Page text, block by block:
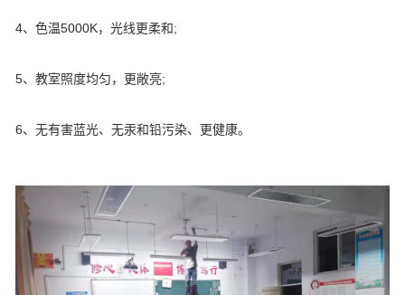
4、色温5000K，光线更柔和;
5、教室照度均匀，更敞亮;
6、无有害蓝光、无汞和铅污染、更健康。